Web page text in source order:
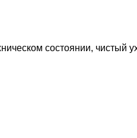
состоянии, чистый